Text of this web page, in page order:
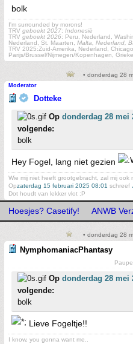
bolk
I'm surrounded by morons!
TRV geboekt 2027: Indonesië
TRV geboekt 2026: Peru, Nederland,
Nederland, St. Maarten, Malta, Nederland,
TRV 2025:Zuid-Amerika, Nederland,
Parijs/Brussel/Nijmegen/Kopenhagen,
• donderdag 28
Moderator
Dotteke
Op donderdag 28 mei
volgende:
bolk
Hey Fogel, lang niet gezien
Wie mij niet heeft grootgebracht, zal mij ook
Opzaterdag 15 februari 2025 08:01 schreef
Dot houdt van lekker vlot :P
Hoesjes? Casetify! ANWB
• donderdag 28
NymphomaniacPhantasy
Op donderdag 28 mei
volgende:
bolk
Lieve Fogeltje!!
I know, you gonna want me..